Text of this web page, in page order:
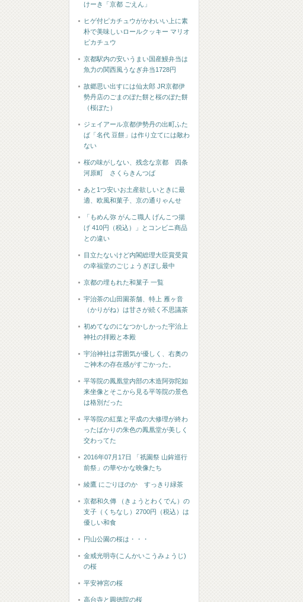
けーき「京都 ごえん」
ヒゲ付ピカチュウがかわいい上に素
朴で美味しいロールクッキー マリオ
ピカチュウ
京都駅内の安いうまい国産鰻弁当は
魚力の関西風うなぎ弁当1728円
故郷思い出すには仙太郎 JR京都伊
勢丹店のごまのぼた餅と桜のぼた餅
（桜ぼた）
ジェイアール京都伊勢丹の出町ふた
ば「名代 豆餅」は作り立てには敵わ
ない
桜の味がしない、残念な京都 四条
河原町 さくらきんつば
あと1つ安いお土産欲しいときに最
適、欧風和菓子、京の通りゃんせ
「もめん弥 がんこ職人 げんこつ揚
げ 410円（税込）」とコンビニ商品
との違い
目立たないけど内閣総理大臣賞受賞
の幸福堂のごじょうぎぼし最中
京都の埋もれた和菓子 一覧
宇治茶の山田園茶舗、特上 雁ヶ音
（かりがね）は甘さが続く不思議茶
初めてなのになつかしかった宇治上
神社の拝殿と本殿
宇治神社は雰囲気が優しく、右奥の
ご神木の存在感がすごかった。
平等院の鳳凰堂内部の木造阿弥陀如
来坐像とそこから見る平等院の景色
は格別だった
平等院の紅葉と平成の大修理が終わ
ったばかりの朱色の鳳凰堂が美しく
交わってた
2016年07月17日 「祇園祭 山鉾巡行
前祭」の華やかな映像たち
綾鷹 にごりほのか すっきり緑茶
京都和久傳 （きょうとわくでん）の
支子（くちなし）2700円（税込）は
優しい和食
円山公園の桜は・・・
金戒光明寺(こんかいこうみょうじ)
の桜
平安神宮の桜
高台寺と圓徳院の桜